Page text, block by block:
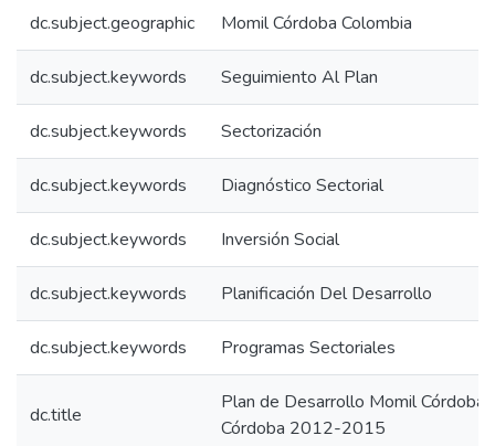
dc.subject.geographic Momil Córdoba Colombia
dc.subject.keywords Seguimiento Al Plan
dc.subject.keywords Sectorización
dc.subject.keywords Diagnóstico Sectorial
dc.subject.keywords Inversión Social
dc.subject.keywords Planificación Del Desarrollo
dc.subject.keywords Programas Sectoriales
dc.title
Plan de Desarrollo Momil
Córdoba 2012-2015